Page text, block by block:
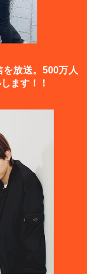
放送。500万人
ます！！